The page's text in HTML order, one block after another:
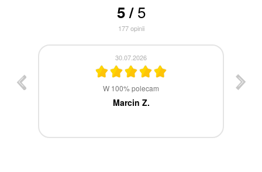
5/5
177opinii
30.07.2026
W 100% polecam
Marcin Z.